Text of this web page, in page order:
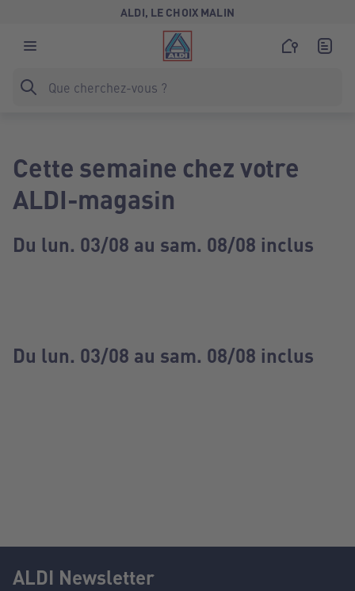
ALDI, LE CHOIX MALIN
Cette semaine chez votre
ALDI-magasin
Du lun. 03/08 au sam. 08/08 inclus
Du lun. 03/08 au sam. 08/08 inclus
ALDI Newsletter